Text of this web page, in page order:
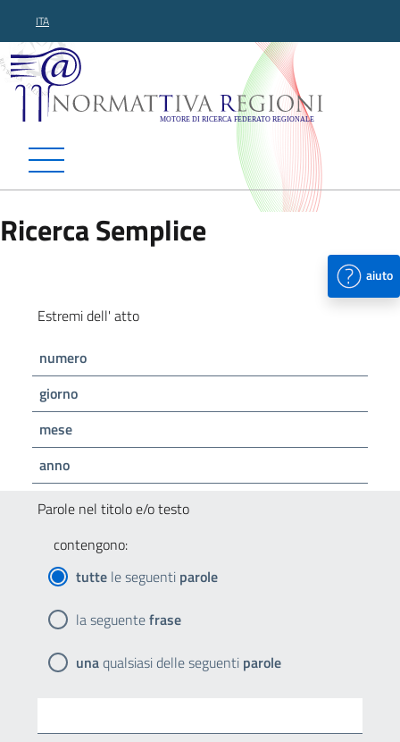
ITA
Normattiva Regioni -
Ricerca Semplice
aiuto
Estremi dell' atto
numero
giorno
mese
anno
Parole nel titolo e/o testo
contengono:
tutte le seguenti parole
la seguentefrase
unaqualsiasi delle seguenti parole